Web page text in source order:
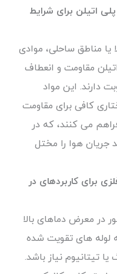
اتیلن برای شرایط
یا مناطق ساحلی، موادی
اتیلن مقاومت و انعطاف
دارند. این مواد
کافی برای مقاومت
می کنند، که در
جریان هوا را مختل
برای کاربردهای در
در معرض دماهای بالا
لوله های تقویت شده
تیتانیوم نیاز باشد.